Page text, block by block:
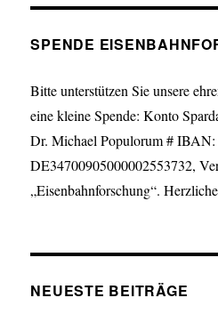
SPENDE
Bitte unterstützen Sie unsere
eine kleine Spende: Konto
Dr. Michael Populorum # IBAN:
DE34700905000002553732,
„Eisenbahnforschung“.
NEUESTE BEITRÄGE